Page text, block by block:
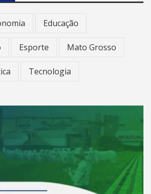
Educação
Esporte Mato Grosso
Tecnologia